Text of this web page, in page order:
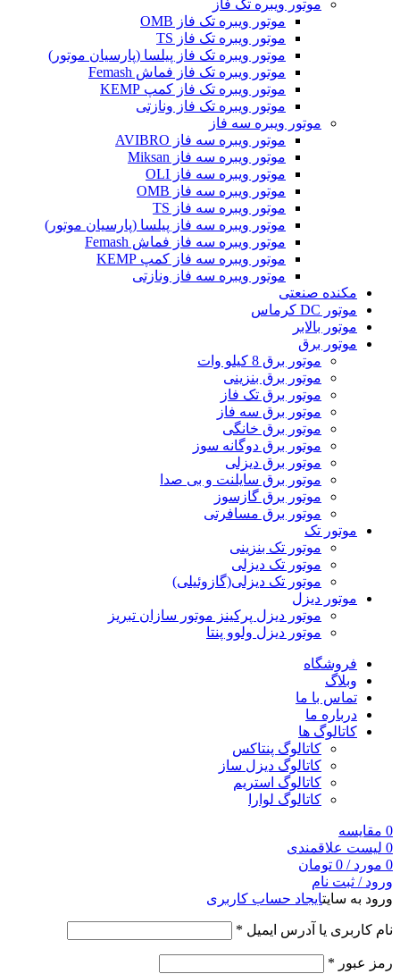
موتور ویبره تک فاز
موتور ویبره تک فاز OMB
موتور ویبره تک فاز TS
موتور ویبره تک فاز پیلسا (پارسیان موتور)
موتور ویبره تک فاز فماش Femash
موتور ویبره تک فاز کمپ KEMP
موتور ویبره تک فاز ونازتی
موتور ویبره سه فاز
موتور ویبره سه فاز AVIBRO
موتور ویبره سه فاز Miksan
موتور ویبره سه فاز OLI
موتور ویبره سه فاز OMB
موتور ویبره سه فاز TS
موتور ویبره سه فاز پیلسا (پارسیان موتور)
موتور ویبره سه فاز فماش Femash
موتور ویبره سه فاز کمپ KEMP
موتور ویبره سه فاز ونازتی
مکنده صنعتی
موتور DC کرماس
موتور بالابر
موتور برق
موتور برق 8 کیلو وات
موتور برق بنزینی
موتور برق تک فاز
موتور برق سه فاز
موتور برق خانگی
موتور برق دوگانه سوز
موتور برق دیزلی
موتور برق سایلنت و بی صدا
موتور برق گازسوز
موتور برق مسافرتی
موتور تک
موتور تک بنزینی
موتور تک دیزلی
موتور تک دیزلی(گازوئیلی)
موتور دیزل
موتور دیزل پرکینز موتور سازان تبریز
موتور دیزل ولوو پنتا
فروشگاه
وبلاگ
تماس با ما
درباره ما
کاتالوگ ها
کاتالوگ پنتاکس
کاتالوگ دیزل ساز
کاتالوگ استریم
کاتالوگ لوارا
0 مقایسه
0 لیست علاقمندی
0 مورد /
0 تومان
ورود / ثبت نام
ورود به سایتایجاد حساب کاربری
نام کاربری یا آدرس ایمیل *
رمز عبور *